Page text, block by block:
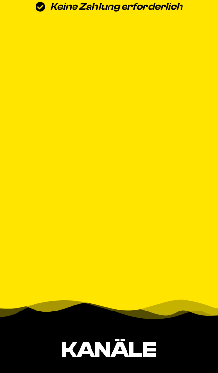
Keine Zahlung erforderlich
KANÄLE